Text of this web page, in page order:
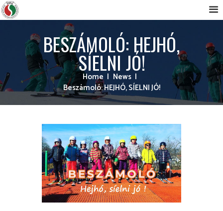
BESZÁMOLÓ: HEJHÓ,
SÍELNI JÓ!
Home
News
Beszámoló: HEJHÓ, SÍELNI JÓ!